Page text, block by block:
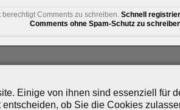
Comments zu schreiben. Schnell
Comments ohne Spam-Schutz zu
Einige von ihnen sind essenziell für
ob Sie die Cookies